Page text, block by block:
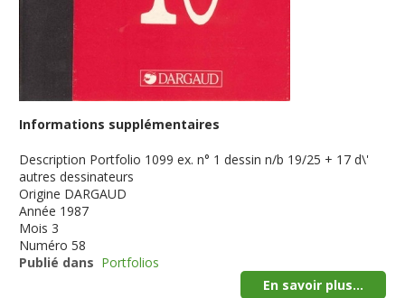
Informations supplémentaires
Description Portfolio 1099 ex. n° 1 dessin n/b 19/25 + 17 d\'
autres dessinateurs
Origine DARGAUD
Année 1987
Mois 3
Numéro 58
Publié dans Portfolios
En savoir plus...